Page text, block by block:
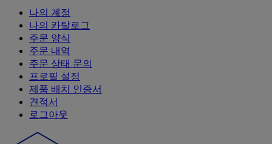
나의 계정
나의 카탈로그
주문 양식
주문 내역
주문 상태 문의
프로필 설정
제품 배치 인증서
견적서
로그아웃